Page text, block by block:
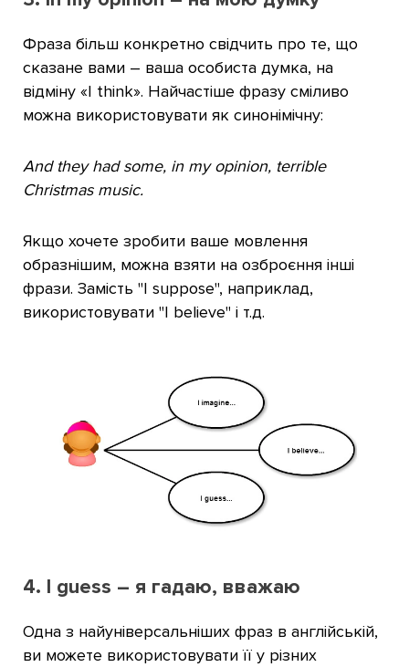
Фраза більш конкретно свідчить про те, що
сказане вами – ваша особиста думка, на
відміну «I think». Найчастіше фразу сміливо
можна використовувати як синонімічну:
And they had some, in my opinion, terrible
Christmas music.
Якщо хочете зробити ваше мовлення
образнішим, можна взяти на озброєння інші
фрази. Замість "I suppose", наприклад,
використовувати "I believe" і т.д.
4. I guess – я гадаю, вважаю
Одна з найуніверсальніших фраз в англійській,
ви можете використовувати її у різних